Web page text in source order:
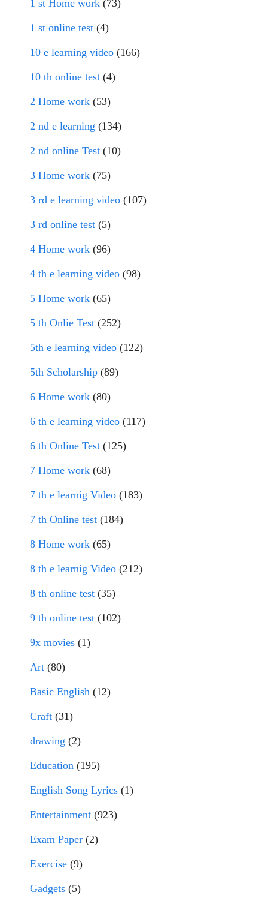
1 st Home work (73)
1 st online test (4)
10 e learning video (166)
10 th online test (4)
2 Home work (53)
2 nd e learning (134)
2 nd online Test (10)
3 Home work (75)
3 rd e learning video (107)
3 rd online test (5)
4 Home work (96)
4 th e learning video (98)
5 Home work (65)
5 th Onlie Test (252)
5th e learning video (122)
5th Scholarship (89)
6 Home work (80)
6 th e learning video (117)
6 th Online Test (125)
7 Home work (68)
7 th e learnig Video (183)
7 th Online test (184)
8 Home work (65)
8 th e learnig Video (212)
8 th online test (35)
9 th online test (102)
9x movies (1)
Art (80)
Basic English (12)
Craft (31)
drawing (2)
Education (195)
English Song Lyrics (1)
Entertainment (923)
Exam Paper (2)
Exercise (9)
Gadgets (5)